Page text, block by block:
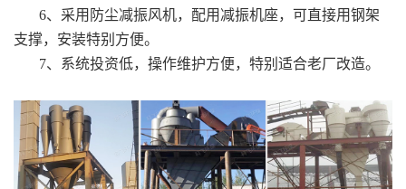
6、采用防尘减振风机，配用减振机座，可直接用钢架
支撑，安装特别方便。
7、系统投资低，操作维护方便，特别适合老厂改造。